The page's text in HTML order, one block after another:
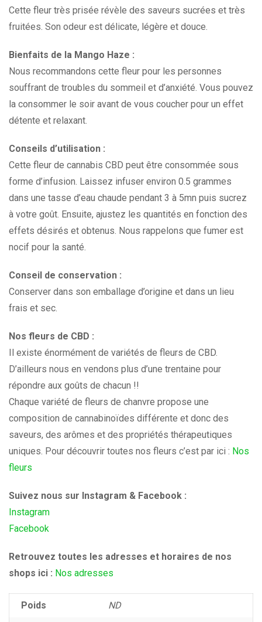
Cette fleur très prisée révèle des saveurs sucrées et très
fruitées. Son odeur est délicate, légère et douce.
Bienfaits de la Mango Haze :
Nous recommandons cette fleur pour les personnes
souffrant de troubles du sommeil et d’anxiété. Vous pouvez
la consommer le soir avant de vous coucher pour un effet
détente et relaxant.
Conseils d’utilisation :
Cette fleur de cannabis CBD peut être consommée sous
forme d’infusion. Laissez infuser environ 0.5 grammes
dans une tasse d’eau chaude pendant 3 à 5mn puis sucrez
à votre goût. Ensuite, ajustez les quantités en fonction des
effets désirés et obtenus. Nous rappelons que fumer est
nocif pour la santé.
Conseil de conservation :
Conserver dans son emballage d’origine et dans un lieu
frais et sec.
Nos fleurs de CBD :
Il existe énormément de variétés de fleurs de CBD.
D’ailleurs nous en vendons plus d’une trentaine pour
répondre aux goûts de chacun !!
Chaque variété de fleurs de chanvre propose une
composition de cannabinoïdes différente et donc des
saveurs, des arômes et des propriétés thérapeutiques
uniques. Pour découvrir toutes nos fleurs c’est par ici : Nos
fleurs
Suivez nous sur Instagram & Facebook :
Instagram
Facebook
Retrouvez toutes les adresses et horaires de nos
shops ici : Nos adresses
Poids ND